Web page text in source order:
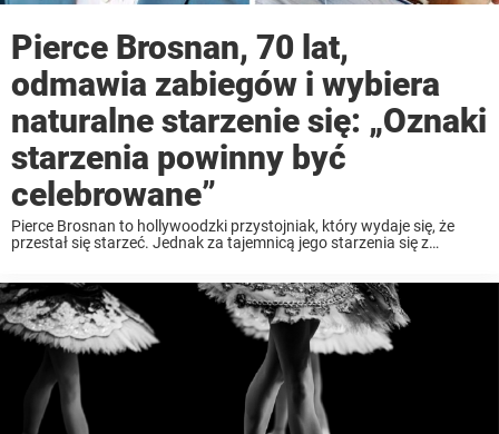
Pierce Brosnan, 70 lat,
odmawia zabiegów i wybiera
naturalne starzenie się: „Oznaki
starzenia powinny być
celebrowane”
Pierce Brosnan to hollywoodzki przystojniak, który wydaje się, że
przestał się starzeć. Jednak za tajemnicą jego starzenia się z